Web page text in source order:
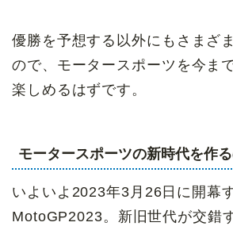
優勝を予想する以外にもさまざ
ので、モータースポーツを今ま
楽しめるはずです。
モータースポーツの新時代を作
いよいよ2023年3月26日に開幕
MotoGP2023。新旧世代が交錯